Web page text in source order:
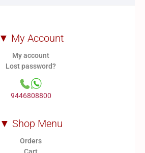
▼ My Account
My account
Lost password?
9446808800
▼ Shop Menu
Orders
Cart